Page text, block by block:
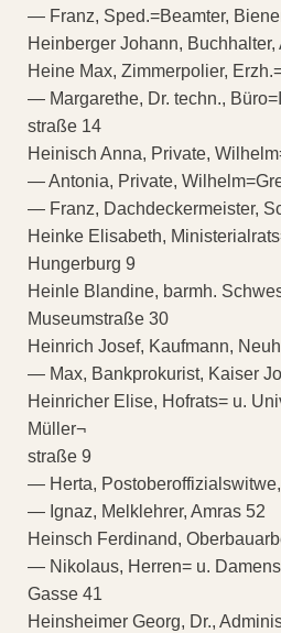
— Franz, Sped.=Beamter,
Heinberger Johann, Buchhalter,
Heine Max, Zimmerpolier,
— Margarethe, Dr. techn.,
straße 14
Heinisch Anna, Private,
— Antonia, Private,
— Franz, Dachdeckermeister,
Heinke Elisabeth,
Hungerburg 9
Heinle Blandine, barmh.
Museumstraße 30
Heinrich Josef, Kaufmann,
— Max, Bankprokurist, Kaiser
Heinricher Elise, Hofrats= u.
Müller¬
straße 9
— Herta,
— Ignaz, Melklehrer, Amras 52
Heinsch Ferdinand,
— Nikolaus, Herren= u.
Gasse 41
Heinsheimer Georg, Dr.,